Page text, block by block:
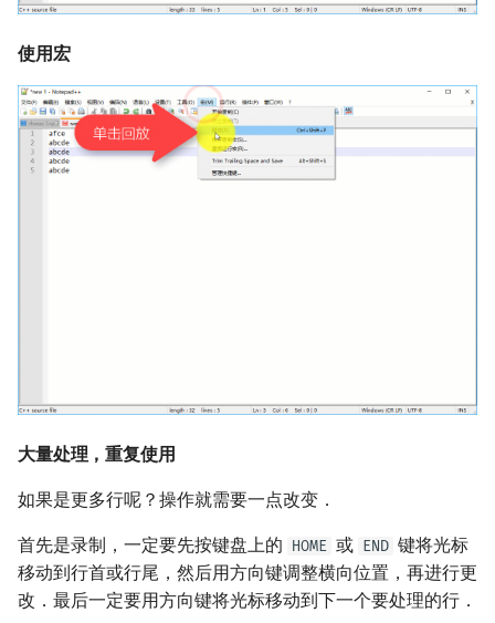
使用宏
大量处理，重复使用
如果是更多行呢？操作就需要一点改变．
首先是录制，一定要先按键盘上的 HOME 或 END 键将光标
移动到行首或行尾，然后用方向键调整横向位置，再进行更
改．最后一定要用方向键将光标移动到下一个要处理的行．